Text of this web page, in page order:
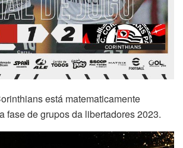
está matematicamente
fase de grupos da libertadores 2023.